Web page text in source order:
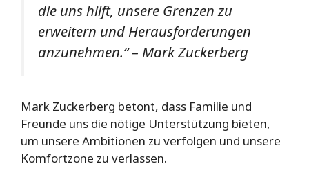
die uns hilft, unsere Grenzen zu
erweitern und Herausforderungen
anzunehmen.“ – Mark Zuckerberg
Mark Zuckerberg betont, dass Familie und
Freunde uns die nötige Unterstützung bieten,
um unsere Ambitionen zu verfolgen und unsere
Komfortzone zu verlassen.